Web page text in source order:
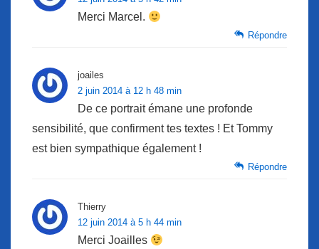
Merci Marcel.
Répondre
joailes
2 juin 2014 à 12 h 48 min
De ce portrait émane une profonde
sensibilité, que confirment tes textes ! Et Tommy
est bien sympathique également !
Répondre
Thierry
12 juin 2014 à 5 h 44 min
Merci Joailles